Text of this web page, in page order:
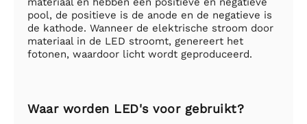
pool, de positieve is de anode en de negatieve is
de kathode. Wanneer de elektrische stroom door
materiaal in de LED stroomt, genereert het
fotonen, waardoor licht wordt geproduceerd.
Waar worden LED's voor gebruikt?